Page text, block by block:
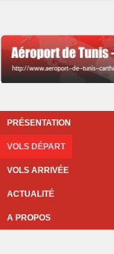
PRÉSENTATION
VOLS DÉPART
VOLS ARRIVÉE
ACTUALITÉ
A PROPOS